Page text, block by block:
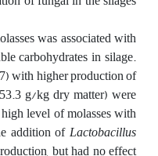
was associated with
carbohydrates in silage.
with higher production of
g/kg dry matter) were
level of molasses with
addition ofLactobacillus
but had no effect